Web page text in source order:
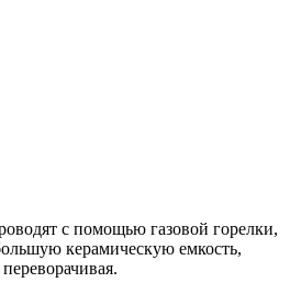
с помощью газовой горелки,
керамическую емкость,